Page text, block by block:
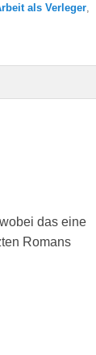
als Verleger,
das eine
Romans